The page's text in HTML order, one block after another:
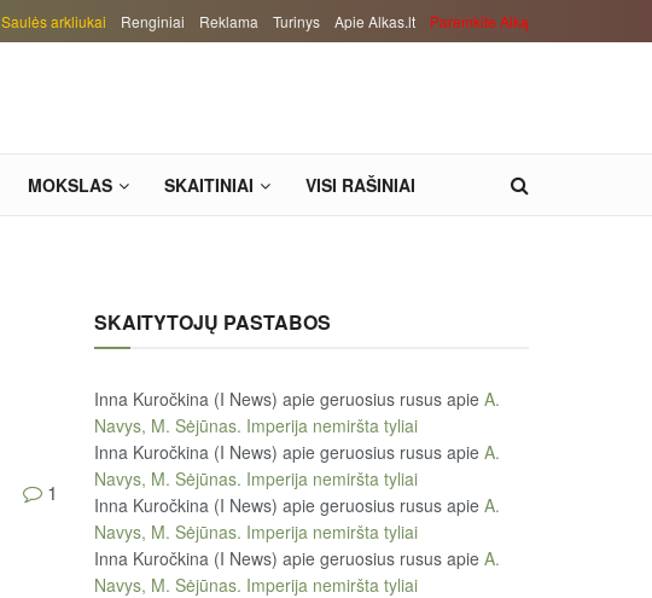
Saulės arkliukai Renginiai Reklama Turinys Apie Alkas.lt Paremkite Alką
MOKSLAS SKAITINIAI VISI RAŠINIAI
1
SKAITYTOJŲ PASTABOS
Inna Kuročkina (I News) apie geruosius rusus apie A.
Navys, M. Sėjūnas. Imperija nemiršta tyliai
Inna Kuročkina (I News) apie geruosius rusus apie A.
Navys, M. Sėjūnas. Imperija nemiršta tyliai
Inna Kuročkina (I News) apie geruosius rusus apie A.
Navys, M. Sėjūnas. Imperija nemiršta tyliai
Inna Kuročkina (I News) apie geruosius rusus apie A.
Navys, M. Sėjūnas. Imperija nemiršta tyliai